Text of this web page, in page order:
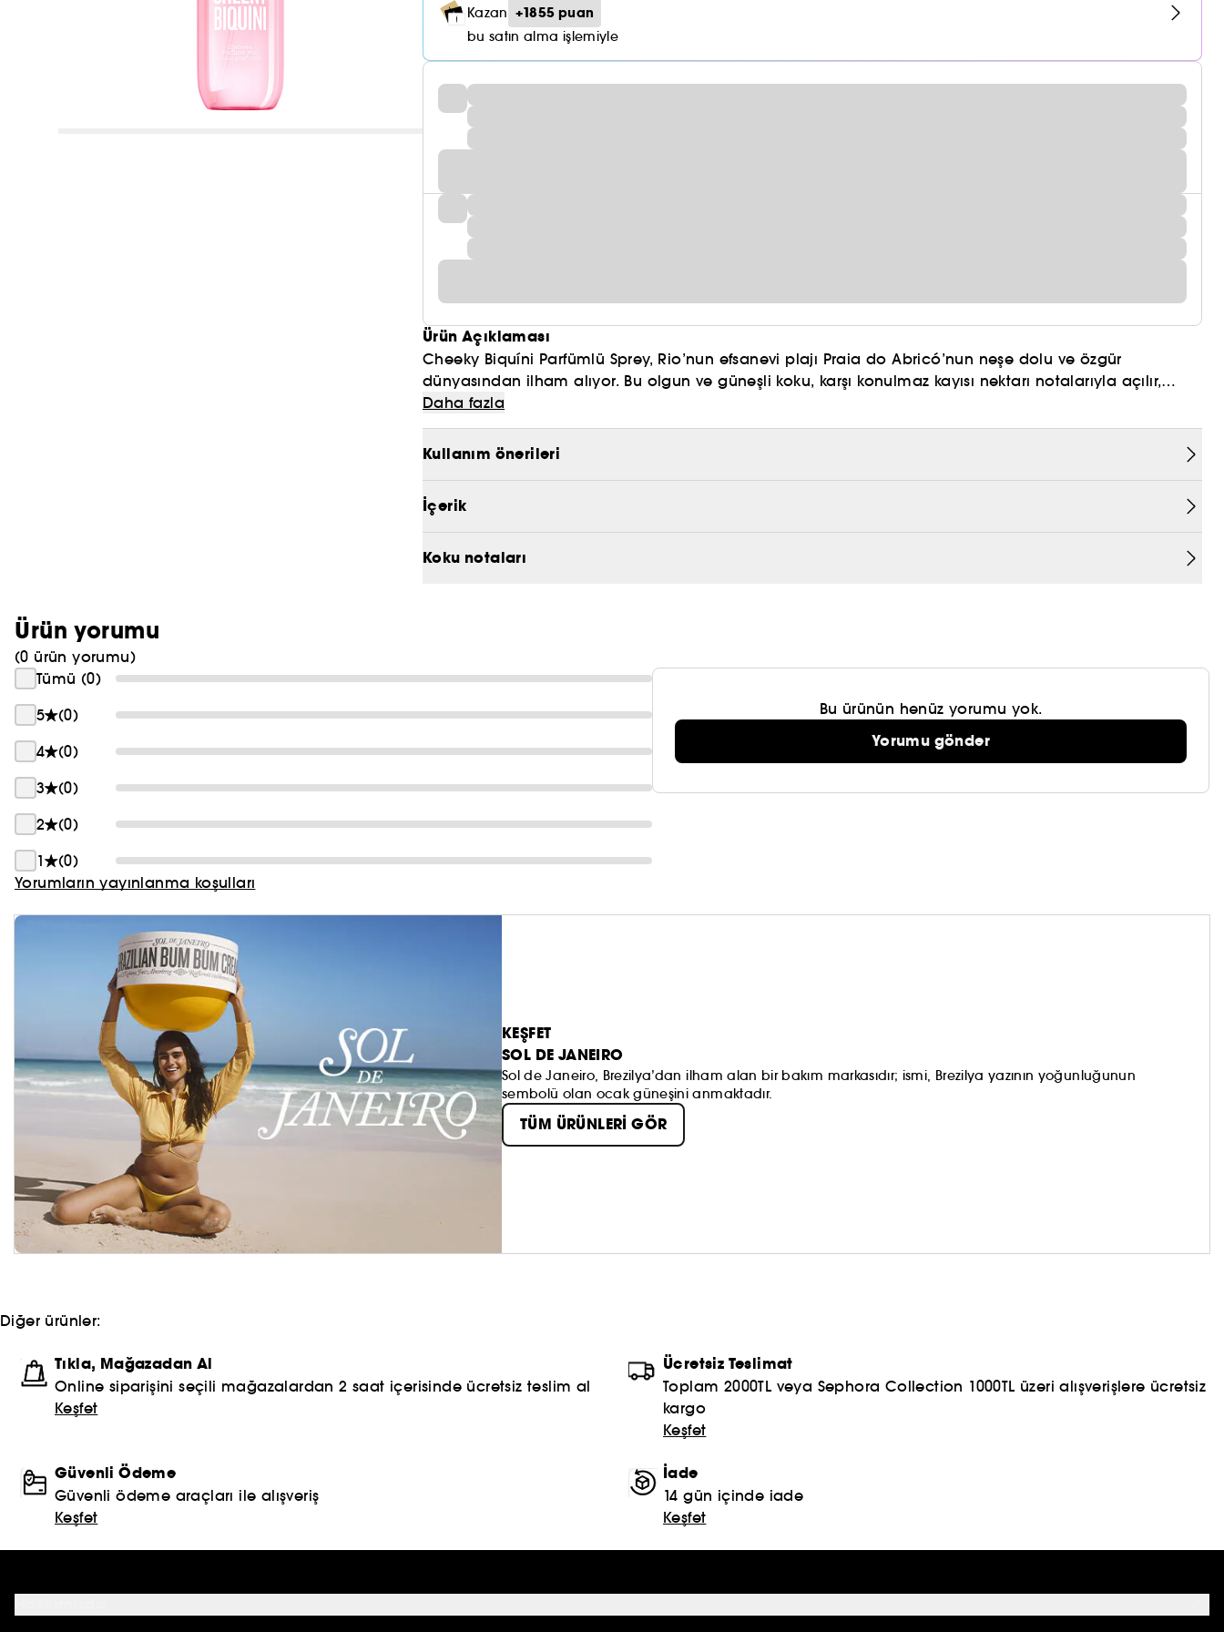
Kazan +1855 puan
bu satın alma işlemiyle
Ürün Açıklaması
Cheeky Biquíni Parfümlü Sprey, Rio’nun efsanevi plajı Praia do Abricó’nun neşe dolu ve özgür
dünyasından ilham alıyor. Bu olgun ve güneşli koku, karşı konulmaz kayısı nektarı notalarıyla açılır,
ardından taze portakal çiçeği ve hafif vanilya ile büyüleyici bir koku deneyimi sunar.
Daha fazla
Kullanım önerileri
İçerik
Koku notaları
Ürün yorumu
(0 ürün yorumu)
Tümü (0)
5
(0)
4
(0)
3
(0)
2
(0)
1
(0)
Yorumların yayınlanma koşulları
Bu ürünün henüz yorumu yok.
Yorumu gönder
KEŞFET
SOL DE JANEIRO
Sol de Janeiro, Brezilya’dan ilham alan bir bakım markasıdır; ismi, Brezilya yazının yoğunluğunun
sembolü olan ocak güneşini anmaktadır.
TÜM ÜRÜNLERİ GÖR
Diğer ürünler:
Tıkla, Mağazadan Al
Online siparişini seçili mağazalardan 2 saat içerisinde ücretsiz teslim al
Keşfet
Ücretsiz Teslimat
Toplam 2000TL veya Sephora Collection 1000TL üzeri alışverişlere ücretsiz
kargo
Keşfet
Güvenli Ödeme
Güvenli ödeme araçları ile alışveriş
Keşfet
İade
14 gün içinde iade
Keşfet